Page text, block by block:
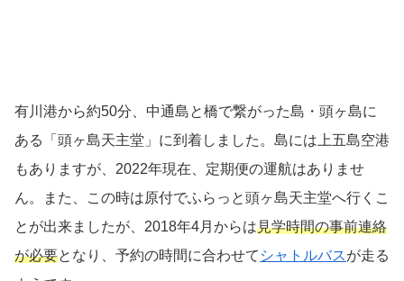
有川港から約50分、中通島と橋で繋がった島・頭ヶ島に
ある「頭ヶ島天主堂」に到着しました。島には上五島空港
もありますが、2022年現在、定期便の運航はありませ
ん。また、この時は原付でふらっと頭ヶ島天主堂へ行くこ
とが出来ましたが、2018年4月からは見学時間の事前連絡
が必要となり、予約の時間に合わせて シャトルバスが走る